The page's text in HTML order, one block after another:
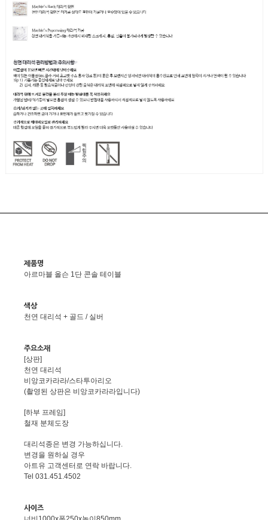
제품명
아르마블 올슨 1단 콘솔 테이블
색상
천연 대리석 + 골드 / 실버
주요소재
[상판]
천연 대리석
비앙코카라라/스타투아리오
(촬영된 상판은 비앙코카라라입니다)
[하부 프레임]
철재 분체도장
대리석종은 변경 가능하십니다.
변경을 원하실 경우
아트유 고객센터로 연락 바랍니다.
Tel 031.451.4502
사이즈